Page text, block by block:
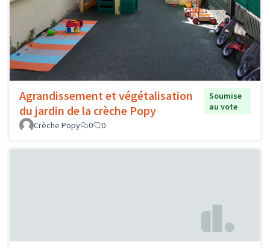
Agrandissement et végétalisation
du jardin de la crèche Popy
Soumise
au vote
Crèche Popy
0 0